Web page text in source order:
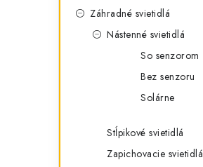
Záhradné svietidlá
Nástenné svietidlá
So senzorom
Bez senzoru
Solárne
Stĺpikové svietidlá
Zapichovacie svietidlá